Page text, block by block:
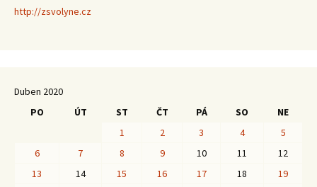
http://zsvolyne.cz
Duben 2020
PO
ÚT ST ČT PÁ SO
NE
1
2 3 4
5
6
7 8 9 10 11
12
13
14 15 16 17 18
19